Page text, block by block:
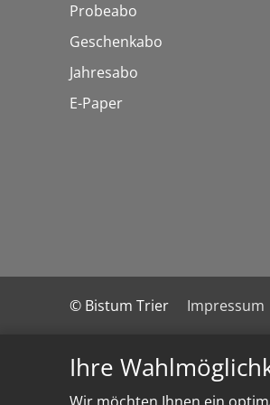
Ihre
Probeabo
Geschenkabo
Jahresabo
E-Paper
© Bistum Trier Impressum